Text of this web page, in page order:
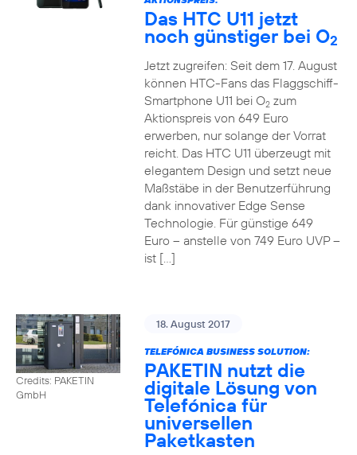
Das HTC U11 jetzt
noch günstiger bei O2
Jetzt zugreifen: Seit dem 17. August
können HTC-Fans das Flaggschiff-
Smartphone U11 bei O2zum
Aktionspreis von 649 Euro
erwerben, nur solange der Vorrat
reicht. Das HTC U11 überzeugt mit
elegantem Design und setzt neue
Maßstäbe in der Benutzerführung
dank innovativer Edge Sense
Technologie. Für günstige 649
Euro – anstelle von 749 Euro UVP –
ist […]
Credits: PAKETIN
GmbH
18. August 2017
TELEFÓNICA BUSINESS SOLUTION:
PAKETIN nutzt die
digitale Lösung von
Telefónica für
universellen
Paketkasten